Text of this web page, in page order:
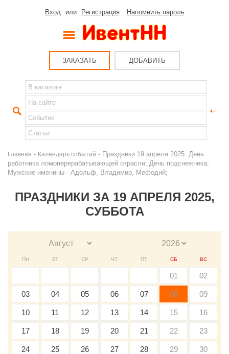
Вход или Регистрация Напомнить пароль
ЗАКАЗАТЬ ДОБАВИТЬ
Главная - Календарь событий - Праздники 19 апреля 2025: День
работника ломоперерабатывающей отрасли; День подснежника;
Мужские именины - Адольф, Владимир, Мефодий;
ПРАЗДНИКИ ЗА 19 АПРЕЛЯ 2025,
СУББОТА
ПН ВТ СР ЧТ ПТ СБ ВС
01 02
03 04 05 06 07 08 09
10 11 12 13 14 15 16
17 18 19 20 21 22 23
24 25 26 27 28 29 30